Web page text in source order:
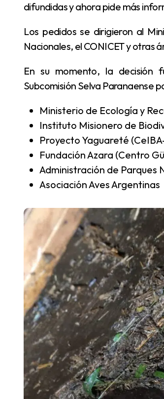
difundidas y ahora pide más
Los pedidos se dirigieron al Ministerio de Ecología de Misiones, la Administración de Parques
Nacionales, el CONICET y otras
En su momento, la decisión fue consensuada por diversas instituciones que integran la
Subcomisión Selva Paranaense
Ministerio de Ecología y
Instituto Misionero de
Proyecto Yaguareté
Fundación Azara (Centro
Administración de Parques
Asociación Aves Argentinas